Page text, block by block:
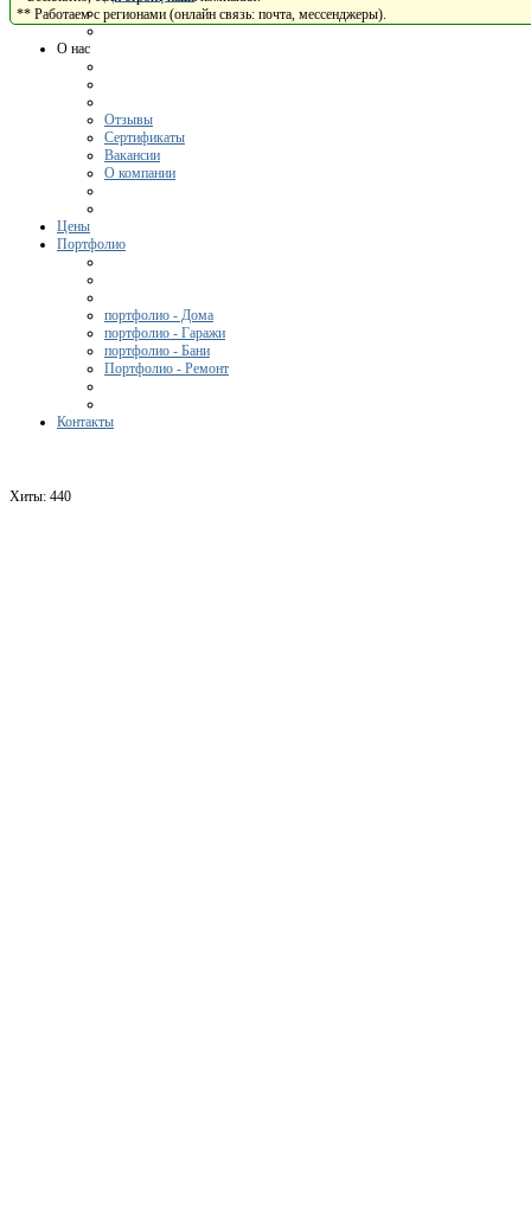
О нас
Отзывы
Сертификаты
Вакансии
О компании
Цены
Портфолио
портфолио - Дома
портфолио - Гаражи
портфолио - Бани
Портфолио - Ремонт
Контакты
** Работаем с регионами (онлайн связь: почта, мессенджеры).
Хиты: 440